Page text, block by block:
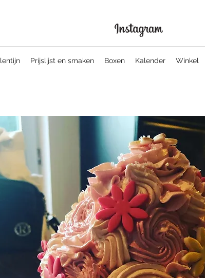
Prijslijst en smaken Boxen Kalender Winkel